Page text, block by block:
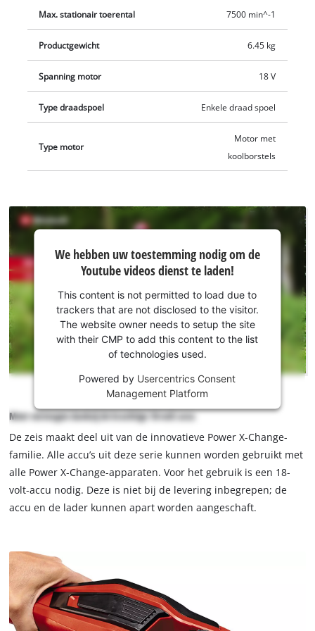
Max. stationair toerental 7500 min^-1
Productgewicht 6.45 kg
Spanning motor 18 V
Type draadspoel Enkele draad spoel
Type motor
Motor met
koolborstels
uw
toestemming
nodig om de
Youtube
dienst te
laden!
This
content
not
permitted
to
load
due
that
disclosed
to
the
visitor.
The
We hebben uw toestemming nodig om de
Youtube videos dienst te laden!
This content is not permitted to load due to
trackers that are not disclosed to the visitor.
The website owner needs to setup the site
with their CMP to add this content to the list
of technologies used.
Powered by Usercentrics Consent
Management Platform
Meer vermogen dankzij de krachtige 18-volt accu
De zeis maakt deel uit van de innovatieve Power X-Change-
familie. Alle accu’s uit deze serie kunnen worden gebruikt met
alle Power X-Change-apparaten. Voor het gebruik is een 18-
volt-accu nodig. Deze is niet bij de levering inbegrepen; de
accu en de lader kunnen apart worden aangeschaft.